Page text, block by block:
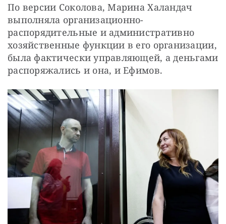
По версии Соколова, Марина Халандач
выполняла организационно-
распорядительные и административно
хозяйственные функции в его организации,
была фактически управляющей, а деньгами
распоряжались и она, и Ефимов.